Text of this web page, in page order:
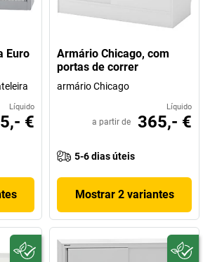
Euro
Líquido
€
Armário Chicago, com
portas de correr
armário Chicago
Líquido
a partir de 365,- €
5-6 dias úteis
Mostrar 2 variantes